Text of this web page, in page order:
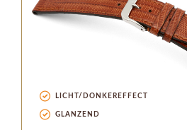
LICHT/DONKEREFFECT
GLANZEND